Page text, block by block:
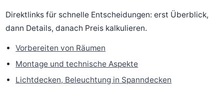
Direktlinks für schnelle Entscheidungen: erst Überblick,
dann Details, danach Preis kalkulieren.
Vorbereiten von Räumen
Montage und technische Aspekte
Lichtdecken, Beleuchtung in Spanndecken